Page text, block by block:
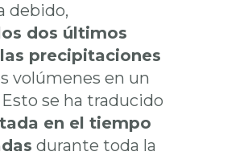
debido,
dos últimos
las precipitaciones
volúmenes en un
se ha traducido
en el tiempo
durante toda la